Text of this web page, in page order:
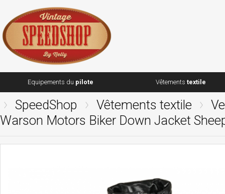
Equipements du pilote Vêtements textile
SpeedShop Vêtements textile
Warson Motors Biker Down Jacket